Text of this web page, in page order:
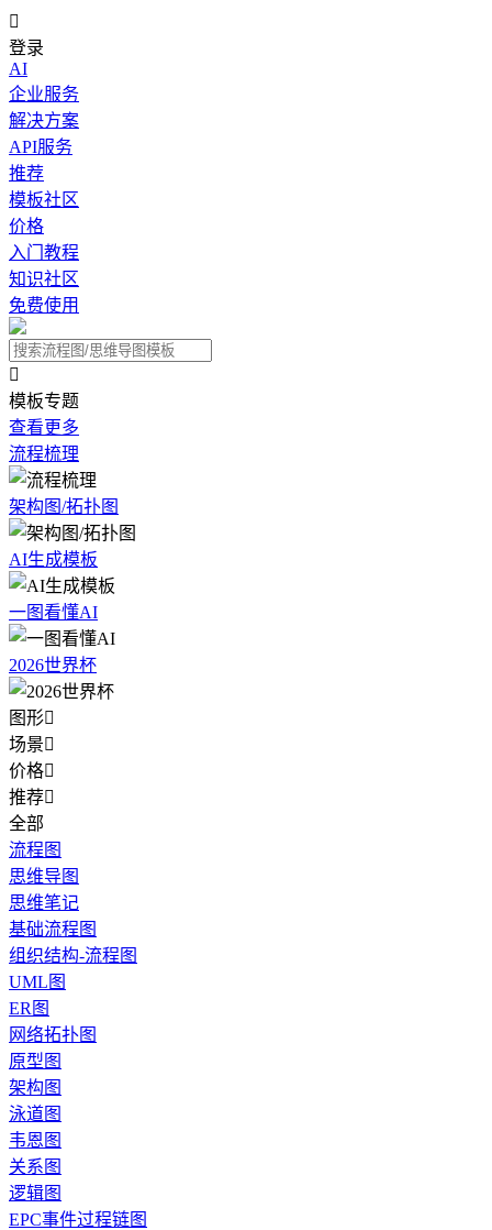

登录
AI
企业服务
解决方案
API服务
推荐
模板社区
价格
入门教程
知识社区
免费使用

模板专题
查看更多
流程梳理
架构图/拓扑图
AI生成模板
一图看懂AI
2026世界杯
图形
场景
价格
推荐
全部
流程图
思维导图
思维笔记
基础流程图
组织结构-流程图
UML图
ER图
网络拓扑图
原型图
架构图
泳道图
韦恩图
关系图
逻辑图
EPC事件过程链图